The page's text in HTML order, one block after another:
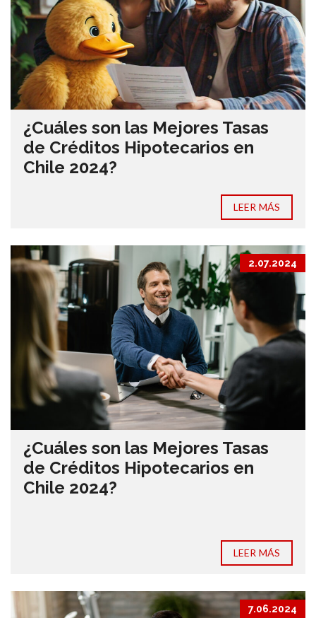
¿Cuáles son las Mejores Tasas
de Créditos Hipotecarios en
Chile 2024?
LEER MÁS
2.07.2024
¿Cuáles son las Mejores Tasas
de Créditos Hipotecarios en
Chile 2024?
LEER MÁS
7.06.2024